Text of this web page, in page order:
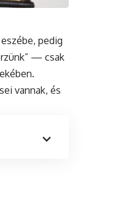
pedig
— csak
vannak, és